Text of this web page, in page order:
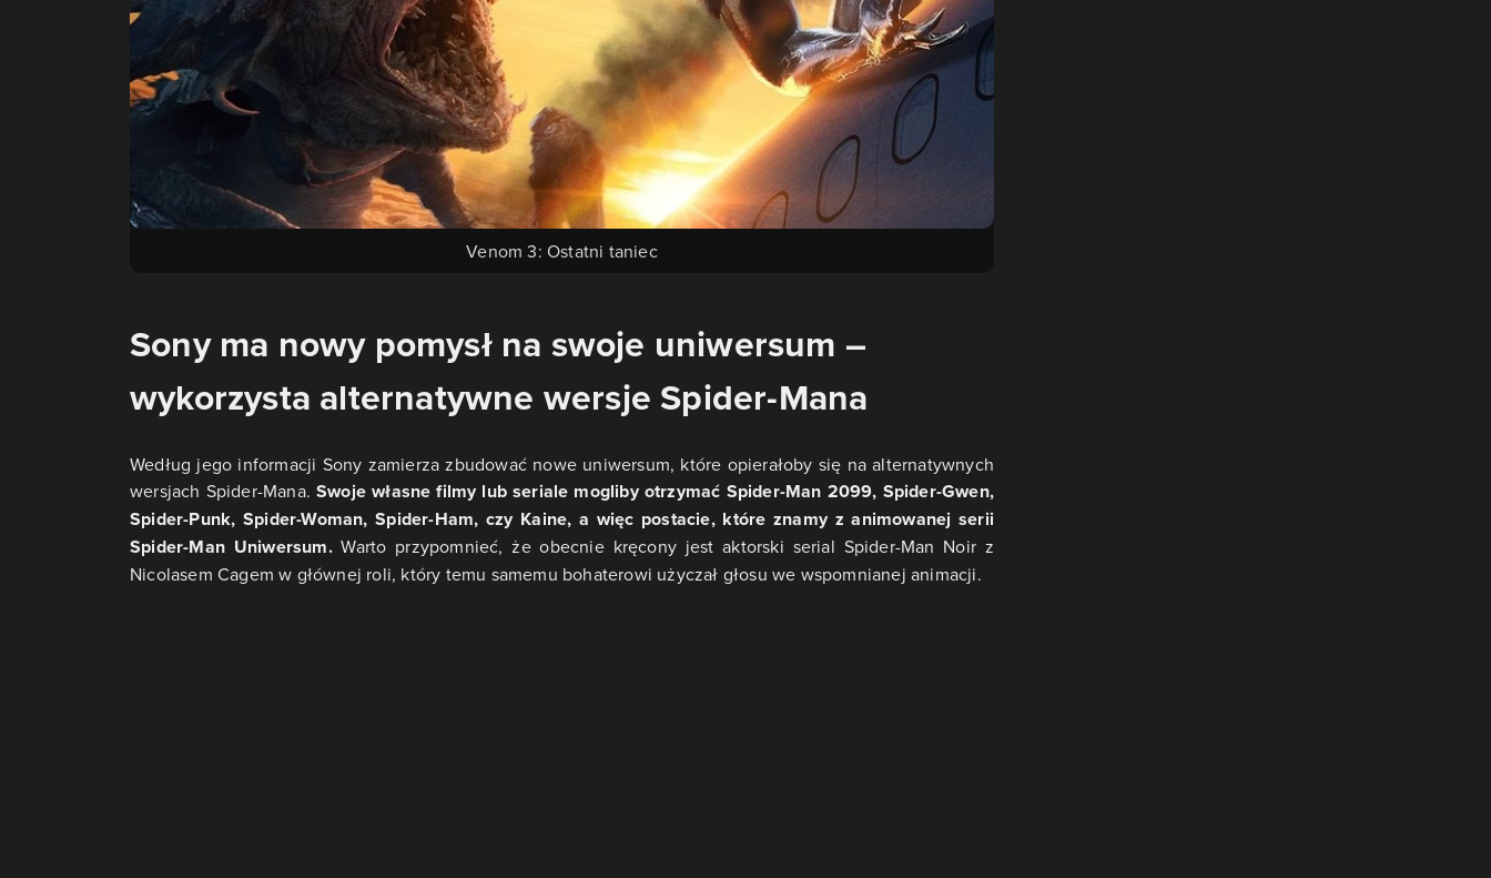
Venom 3: Ostatni taniec
Sony ma nowy pomysł na swoje uniwersum –
wykorzysta alternatywne wersje Spider-Mana
Według jego informacji Sony zamierza zbudować nowe uniwersum, które opierałoby się na alternatywnych
wersjach Spider-Mana.Swoje własne filmy lub seriale mogliby otrzymać Spider-Man 2099, Spider-Gwen,
Spider-Punk, Spider-Woman, Spider-Ham, czy Kaine, a więc postacie, które znamy z animowanej serii
Spider-Man Uniwersum.Warto przypomnieć, że obecnie kręcony jest aktorski serial Spider-Man Noir z
Nicolasem Cagem w głównej roli, który temu samemu bohaterowi użyczał głosu we wspomnianej animacji.